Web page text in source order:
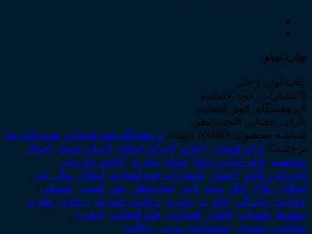
چاپ تمام
چاپ اول- رحلی
#انتشارات_قوه_قضاییه
#پژوهشگاه_قوه_قضاییه
#آرای_قضایی #تجدیدنظر
شناسه محصول: 100483 دسته: پژوهشگاه قوه قضاییه, همه‌ـ‌کتاب‌ها
برچسب: آرای قضایی, اجاره, اجرای احکام, اجرای اسناد, احوال
شخصیه, ادله_اثبات_دعوا , اسناد_تجاری, اعاده_دادرسی,
اعتراض_ثالث, اعسار , انتشارات قوه قضاییه, انتقال_مال_غیر ,
انحلال_نکاح, بانک, بیمه, تاجر , تجدیدنظر , حق_کسب, حقوقی,
حوادث_رانندگی, خلع_ید, داوری, دعاوی_تصرف, دعاوی_طاری,
سقوط_تعهدات, قانون, قضاوت, قوه قضاییه, کیفری,
مالکیت_معنوی, مسئولیت_مدنی, وکالت